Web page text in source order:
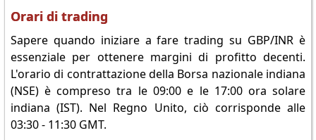
Orari di trading
Sapere quando iniziare a fare trading su GBP/INR è
essenziale per ottenere margini di profitto decenti.
L'orario di contrattazione della Borsa nazionale indiana
(NSE) è compreso tra le 09:00 e le 17:00 ora solare
indiana (IST). Nel Regno Unito, ciò corrisponde alle
03:30 - 11:30 GMT.